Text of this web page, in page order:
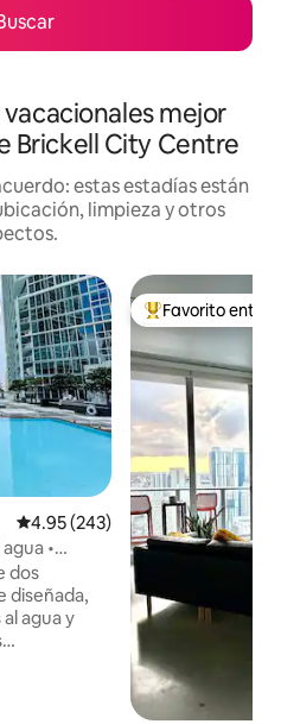
mejor
Brickell City Centre
estas estadías están
limpieza y otros
Calificación promedio: 4.95 de
4.95 (243)
•
GRATUITO
dos
diseñada,
agua y
Favorito entre
Favorito entre